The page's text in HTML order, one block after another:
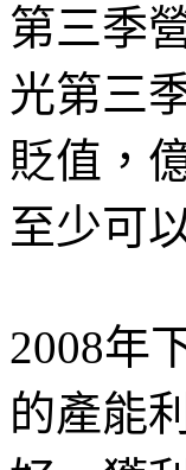
第三季
光第三
貶值，
至少可
2008年
的產能